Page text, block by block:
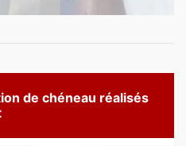
de chéneau réalisés